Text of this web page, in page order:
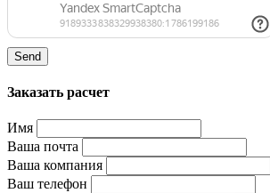
Send
Заказать расчет
Имя
Ваша почта
Ваша компания
Ваш телефон